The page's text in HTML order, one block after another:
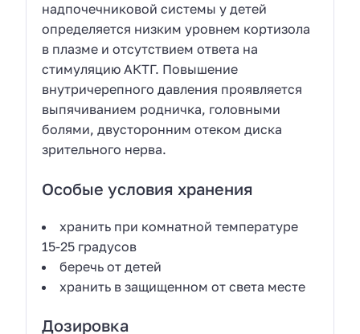
надпочечниковой системы у детей
определяется низким уровнем кортизола
в плазме и отсутствием ответа на
стимуляцию АКТГ. Повышение
внутричерепного давления проявляется
выпячиванием родничка, головными
болями, двусторонним отеком диска
зрительного нерва.
Особые условия хранения
хранить при комнатной температуре
15-25 градусов
беречь от детей
хранить в защищенном от света месте
Дозировка